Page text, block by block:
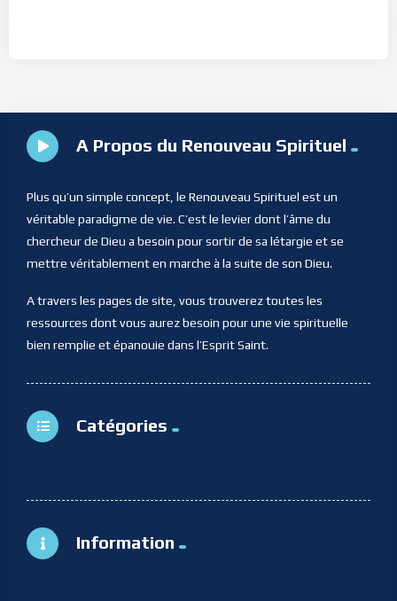
A Propos du Renouveau Spirituel
Plus qu’un simple concept, le Renouveau Spirituel est un
véritable paradigme de vie. C’est le levier dont l’âme du
chercheur de Dieu a besoin pour sortir de sa létargie et se
mettre véritablement en marche à la suite de son Dieu.
A travers les pages de site, vous trouverez toutes les
ressources dont vous aurez besoin pour une vie spirituelle
bien remplie et épanouie dans l’Esprit Saint.
Catégories
Information